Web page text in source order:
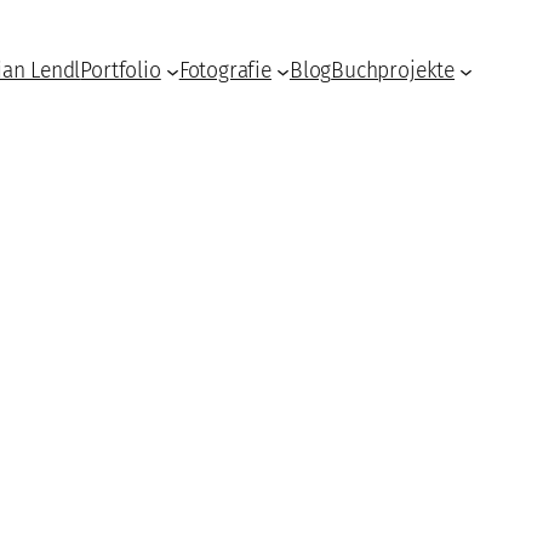
LendlPortfolio Fotografie BlogBuchprojekte